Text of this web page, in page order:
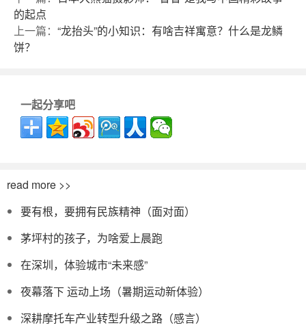
的起点
上一篇： “龙抬头”的小知识：有啥吉祥寓意？什么是龙鳞
饼？
一起分享吧
read more >>
要有根，要拥有民族精神（面对面）
茅坪村的孩子，为啥爱上晨跑
在深圳，体验城市“未来感”
夜幕落下 运动上场（暑期运动新体验）
深耕摩托车产业转型升级之路（感言）